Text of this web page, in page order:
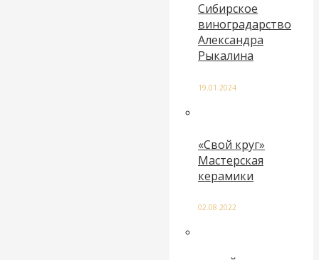
Сибирское
виноградарство
Александра
Рыкалина
19.01.2024
«Свой круг»
Мастерская
керамики
02.08.2022